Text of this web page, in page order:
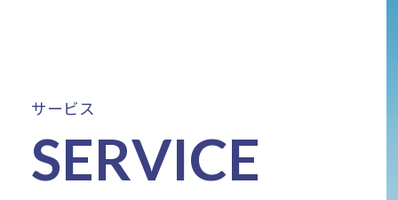
サービス
SERVICE